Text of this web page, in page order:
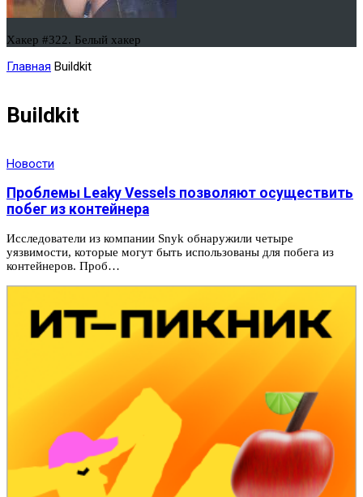
Хакер #322. Белый хакер
Главная Buildkit
Buildkit
Новости
Проблемы Leaky Vessels позволяют осуществить
побег из контейнера
Исследователи из компании Snyk обнаружили четыре
уязвимости, которые могут быть использованы для побега из
контейнеров. Проб…